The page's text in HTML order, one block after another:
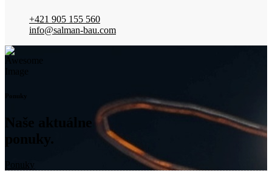
+421 905 155 560
info@salman-bau.com
Ponuky
Naše aktuálne
ponuky.
Ponuky